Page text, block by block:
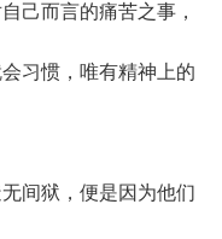
而言的痛苦之事，
习惯，唯有精神上的
间狱，便是因为他们